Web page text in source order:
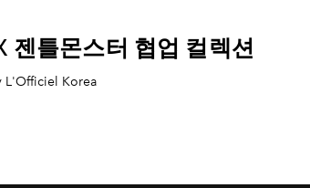
젠틀몬스터 협업 컬렉션
L'Officiel Korea